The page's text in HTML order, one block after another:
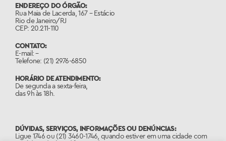
ENDEREÇO DO ÓRGÃO:
Rua Maia de Lacerda, 167 – Estácio
Rio de Janeiro/RJ
CEP: 20.211-110
CONTATO:
E-mail: –
Telefone: (21) 2976-6850
HORÁRIO DE ATENDIMENTO:
De segunda a sexta-feira,
das 9h às 18h.
DÚVIDAS, SERVIÇOS, INFORMAÇÕES OU DENÚNCIAS:
Ligue 1746 ou (21) 3460-1746, quando estiver em uma cidade com